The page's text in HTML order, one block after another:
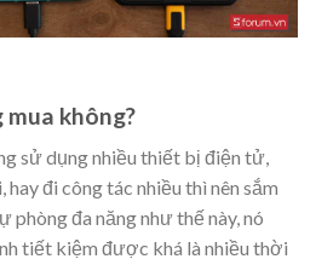
không?
sử dụng nhiều thiết bị điện tử,
đi công tác nhiều thì nên sắm
phòng đa năng như thế này, nó
tiết kiệm được khá là nhiều thời